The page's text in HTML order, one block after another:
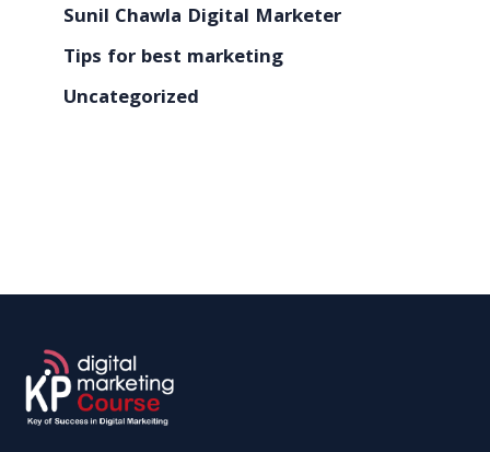
Sunil Chawla Digital Marketer
Tips for best marketing
Uncategorized